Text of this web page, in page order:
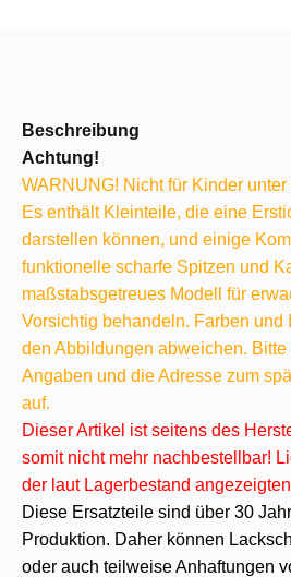
Beschreibung
Achtung!
WARNUNG! Nicht für Kinder
Es enthält Kleinteile, die eine
darstellen können, und einige
funktionelle scharfe Spitzen und
maßstabsgetreues Modell für
Vorsichtig behandeln. Farben und
den Abbildungen abweichen.
Angaben und die Adresse zum
auf.
Dieser Artikel ist seitens des
somit nicht mehr nachbestellbar!
der laut Lagerbestand
Diese Ersatzteile sind über 30
Produktion. Daher können
oder auch teilweise Anhaftungen